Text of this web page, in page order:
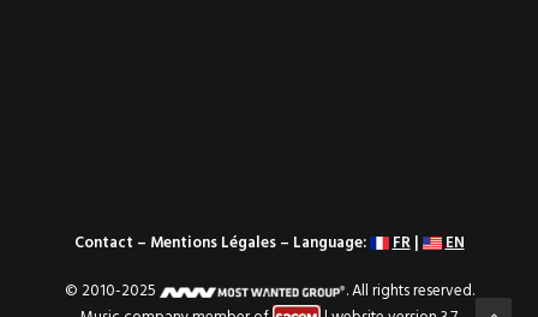
Contact – Mentions Légales– Language: FR|
EN
© 2010-2025
. All rights reserved.